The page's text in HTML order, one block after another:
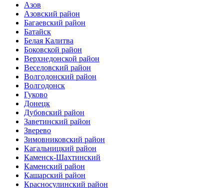
Азов
Азовский район
Багаевский район
Батайск
Белая Калитва
Боковской район
Верхнедонской район
Веселовский район
Волгодонский район
Волгодонск
Гуково
Донецк
Дубовский район
Заветинский район
Зверево
Зимовниковский район
Кагальницкий район
Каменск-Шахтинский
Каменский район
Кашарский район
Красносулинский район